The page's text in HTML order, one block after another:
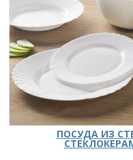
ПОСУДА ИЗ